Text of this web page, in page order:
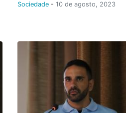
Sociedade - 10 de agosto, 2023